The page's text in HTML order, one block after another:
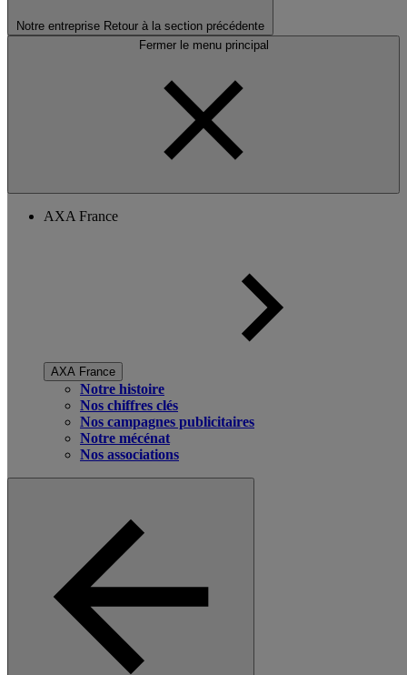
Notre entreprise Retour à la section précédente
Fermer le menu principal
AXA France
AXA France
Notre histoire
Nos chiffres clés
Nos campagnes publicitaires
Notre mécénat
Nos associations